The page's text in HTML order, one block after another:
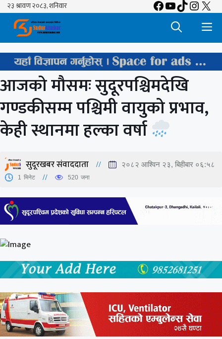
Skip
content
Facebook
YouTube
TikTok
X
आजको मौसमः सुदूरपश्चिमदेखि
गण्डकीसम्म पश्चिमी वायुको प्रभाव,
केही स्थानमा हल्का वर्षा
सुदूरखबर संवाददाता २०८२ आश्विन २३, बिहीबार ०६:५८
1 मिनेट 520 जना